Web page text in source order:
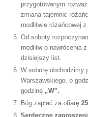
przygotowanym
zmiana tajemnic
modlitwie różańcowej z
Od soboty
modlitw o nawrócenia
dzisiejszy list.
W sobotę obchodzimy
Warszawskiego, o
godzinę „W”.
Bóg zapłać za ofiarę
Serdeczne